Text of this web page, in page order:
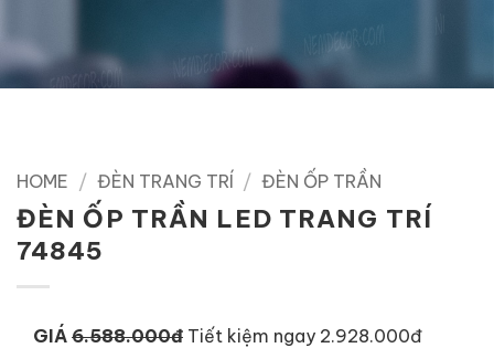
HOME / ĐÈN TRANG TRÍ / ĐÈN ỐP TRẦN
ĐÈN ỐP TRẦN LED TRANG TRÍ
74845
GIÁ 6.588.000đ Tiết kiệm ngay 2.928.000đ